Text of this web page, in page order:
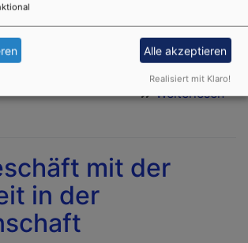
www.ethik-
.
Weiterlesen
mit der
in der
Alle akzeptieren
Realisiert mit Klaro!